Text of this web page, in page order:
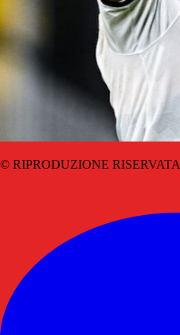
© RIPRODUZIONE RISERVATA